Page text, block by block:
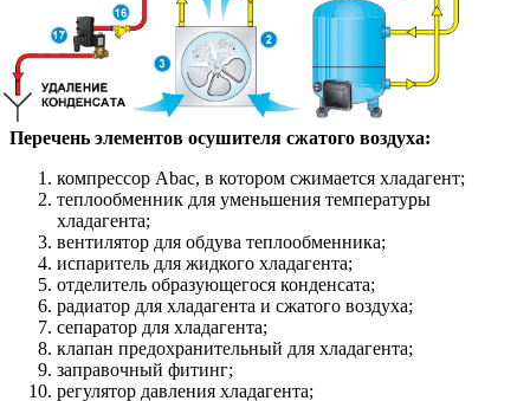
Перечень элементов осушителя сжатого воздуха:
компрессор Abac, в котором сжимается хладагент;
теплообменник для уменьшения температуры
хладагента;
вентилятор для обдува теплообменника;
испаритель для жидкого хладагента;
отделитель образующегося конденсата;
радиатор для хладагента и сжатого воздуха;
сепаратор для хладагента;
клапан предохранительный для хладагента;
заправочный фитинг;
регулятор давления хладагента;